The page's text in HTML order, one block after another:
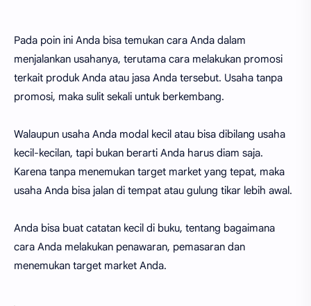
Pada poin ini Anda bisa temukan cara Anda dalam
menjalankan usahanya, terutama cara melakukan promosi
terkait produk Anda atau jasa Anda tersebut. Usaha tanpa
promosi, maka sulit sekali untuk berkembang.
Walaupun usaha Anda modal kecil atau bisa dibilang usaha
kecil-kecilan, tapi bukan berarti Anda harus diam saja.
Karena tanpa menemukan target market yang tepat, maka
usaha Anda bisa jalan di tempat atau gulung tikar lebih awal.
Anda bisa buat catatan kecil di buku, tentang bagaimana
cara Anda melakukan penawaran, pemasaran dan
menemukan target market Anda.